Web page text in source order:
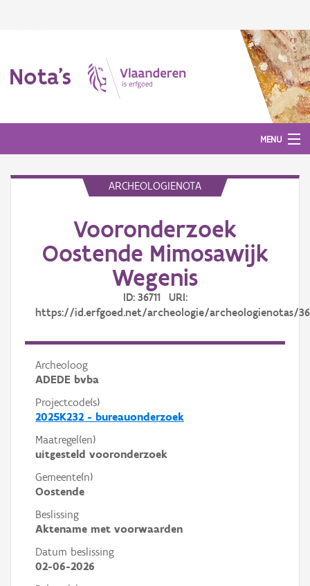
Nota's
MENU
ARCHEOLOGIENOTA
Vooronderzoek
Oostende Mimosawijk
Wegenis
ID: 36711 URI:
https://id.erfgoed.net/archeologie/archeologienotas/
Archeoloog
ADEDE bvba
Projectcode(s)
2025K232 - bureauonderzoek
Maatregel(en)
uitgesteld vooronderzoek
Gemeente(n)
Oostende
Beslissing
Aktename met voorwaarden
Datum beslissing
02-06-2026